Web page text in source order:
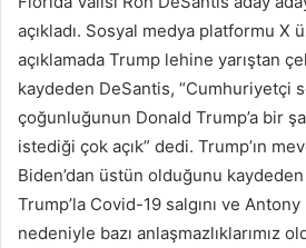
açıkladı. Sosyal medya platformu X
açıklamada Trump lehine yarıştan
kaydeden DeSantis, “Cumhuriyetçi
çoğunluğunun Donald Trump’a bir
istediği çok açık” dedi. Trump’ın
Biden’dan üstün olduğunu
Trump’la Covid-19 salgını ve
nedeniyle bazı anlaşmazlıklarımız